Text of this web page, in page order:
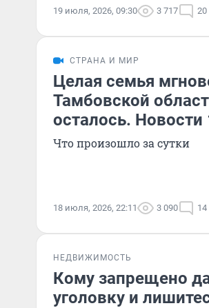
19 июля, 2026, 09:30 3 717 20
СТРАНА И МИР
Целая семья
Тамбовской
осталось.
Что произошло за сутки
18 июля, 2026, 22:11 3 090 14
НЕДВИЖИМОСТЬ
Кому запрещено
уголовку и